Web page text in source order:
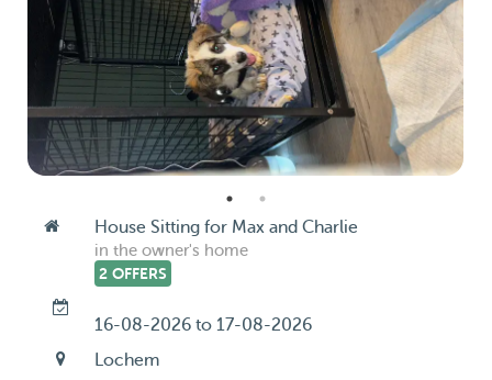
House Sitting for Max and Charlie
in the owner's home
2 OFFERS
16-08-2026 to 17-08-2026
Lochem